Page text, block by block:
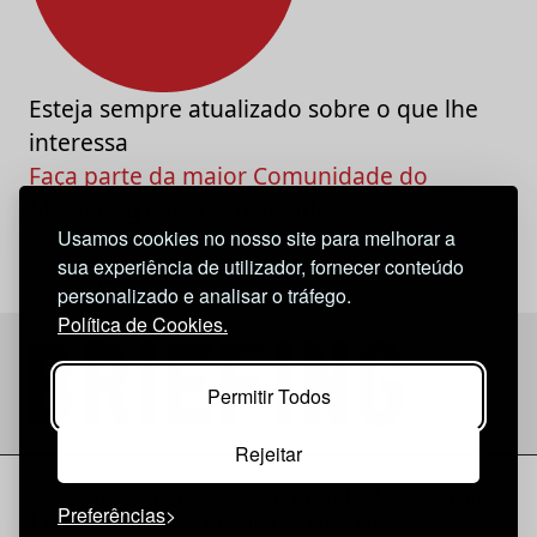
Usamos cookies no nosso site para melhorar a
sua experiência de utilizador, fornecer conteúdo
personalizado e analisar o tráfego.
Política de Cookies.
Permitir Todos
Rejeitar
Preferências
Esteja sempre atualizado sobre o que lhe
interessa
Faça parte da maior Comunidade do
Política de Cookies